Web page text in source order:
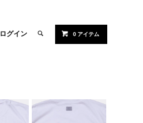
ログイン 0 アイテム